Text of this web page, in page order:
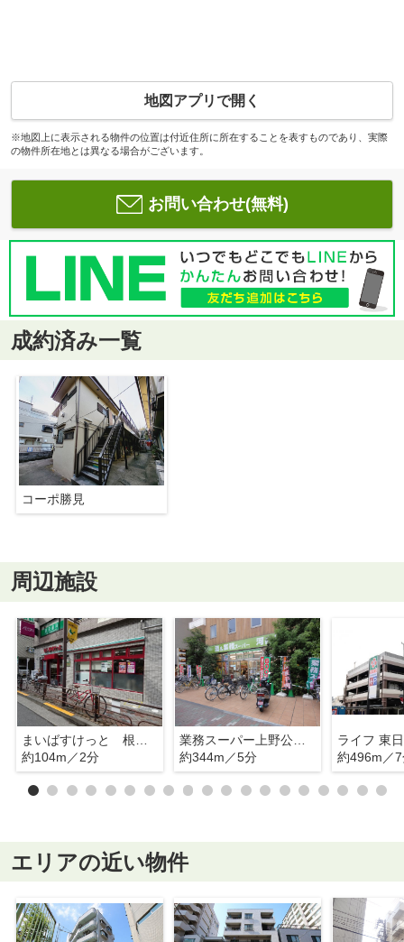
地図アプリで開く
※地図上に表示される物件の位置は付近住所に所在することを表すものであり、実際
の物件所在地とは異なる場合がございます。
お問い合わせ(無料)
成約済み一覧
コーポ勝見
周辺施設
まいばすけっと 根岸うぐいす通り店
約104m／2分
業務スーパー上野公園店
約344m／5分
ライフ 東
約496m／
エリアの近い物件